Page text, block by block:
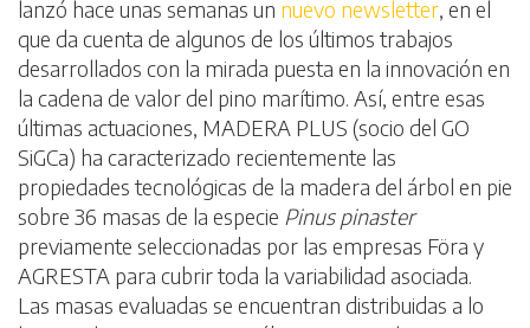
lanzó hace unas semanas un nuevo newsletter , en el
que da cuenta de algunos de los últimos trabajos
desarrollados con la mirada puesta en la innovación en
la cadena de valor del pino marítimo. Así, entre esas
últimas actuaciones, MADERA PLUS (socio del GO
SiGCa) ha caracterizado recientemente las
propiedades tecnológicas de la madera del árbol en pie
sobre 36 masas de la especie Pinus pinaster
previamente seleccionadas por las empresas Föra y
AGRESTA para cubrir toda la variabilidad asociada.
Las masas evaluadas se encuentran distribuidas a lo